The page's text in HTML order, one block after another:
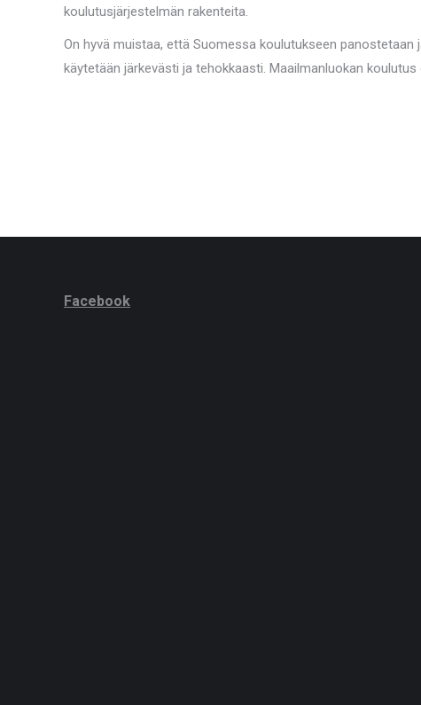
koulutusjärjestelmän rakenteita.
On hyvä muistaa, että Suomessa koulutukseen
käytetään järkevästi ja tehokkaasti. Maailmanluokan
Facebook